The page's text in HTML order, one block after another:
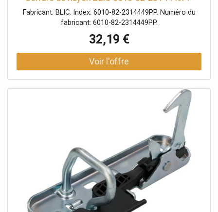
Fabricant: BLIC. Index: 6010-82-2314449PP. Numéro du
fabricant: 6010-82-2314449PP.
32,19 €